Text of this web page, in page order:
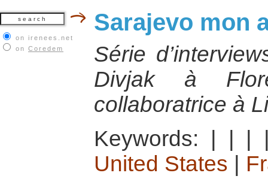
on irenees.net
on Coredem
Sarajevo mon
Série
Divjak à
collaboratrice à
Keywords:
United States